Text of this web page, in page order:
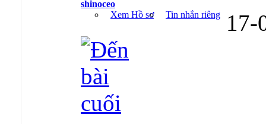
shinoceo
Xem Hồ sơ
Tin nhắn riêng